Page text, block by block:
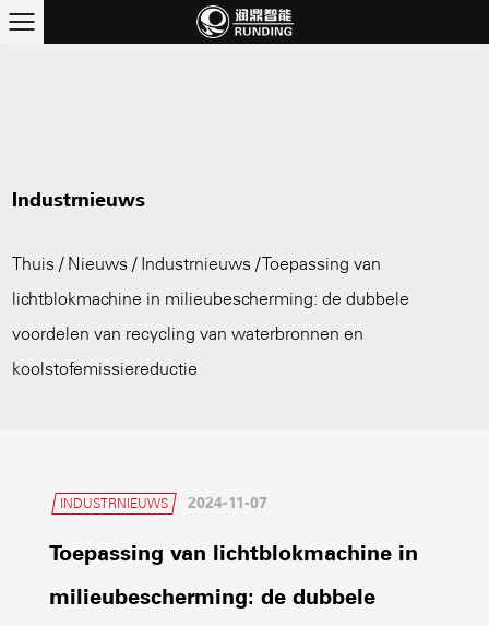
Industrnieuws
Thuis / Nieuws / Industrnieuws /Toepassing van
lichtblokmachine in milieubescherming: de dubbele
voordelen van recycling van waterbronnen en
koolstofemissiereductie
INDUSTRNIEUWS 2024-11-07
Toepassing van lichtblokmachine in
milieubescherming: de dubbele